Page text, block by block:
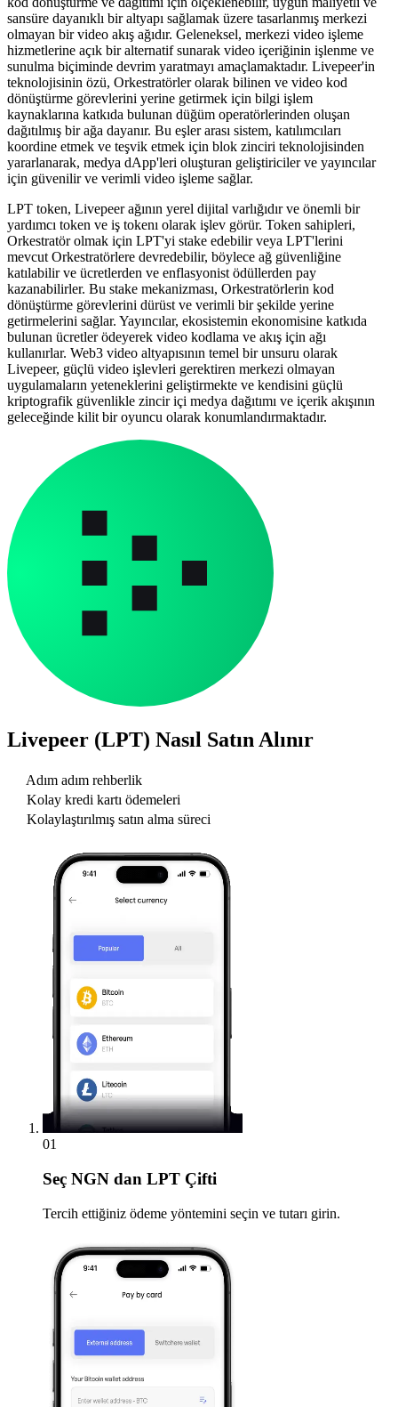
sansüre dayanıklı bir altyapı sağlamak üzere tasarlanmış merkezi
olmayan bir video akış ağıdır. Geleneksel, merkezi video işleme
hizmetlerine açık bir alternatif sunarak video içeriğinin işlenme ve
sunulma biçiminde devrim yaratmayı amaçlamaktadır. Livepeer'in
teknolojisinin özü, Orkestratörler olarak bilinen ve video kod
dönüştürme görevlerini yerine getirmek için bilgi işlem
kaynaklarına katkıda bulunan düğüm operatörlerinden oluşan
dağıtılmış bir ağa dayanır. Bu eşler arası sistem, katılımcıları
koordine etmek ve teşvik etmek için blok zinciri teknolojisinden
yararlanarak, medya dApp'leri oluşturan geliştiriciler ve yayıncılar
için güvenilir ve verimli video işleme sağlar.
LPT token, Livepeer ağının yerel dijital varlığıdır ve önemli bir
yardımcı token ve iş tokenı olarak işlev görür. Token sahipleri,
Orkestratör olmak için LPT'yi stake edebilir veya LPT'lerini
mevcut Orkestratörlere devredebilir, böylece ağ güvenliğine
katılabilir ve ücretlerden ve enflasyonist ödüllerden pay
kazanabilirler. Bu stake mekanizması, Orkestratörlerin kod
dönüştürme görevlerini dürüst ve verimli bir şekilde yerine
getirmelerini sağlar. Yayıncılar, ekosistemin ekonomisine katkıda
bulunan ücretler ödeyerek video kodlama ve akış için ağı
kullanırlar. Web3 video altyapısının temel bir unsuru olarak
Livepeer, güçlü video işlevleri gerektiren merkezi olmayan
uygulamaların yeteneklerini geliştirmekte ve kendisini güçlü
kriptografik güvenlikle zincir içi medya dağıtımı ve içerik akışının
geleceğinde kilit bir oyuncu olarak konumlandırmaktadır.
Livepeer (LPT) Nasıl Satın Alınır
Adım adım rehberlik
Kolay kredi kartı ödemeleri
Kolaylaştırılmış satın alma süreci
01
Seç NGN dan LPT Çifti
Tercih ettiğiniz ödeme yöntemini seçin ve tutarı girin.